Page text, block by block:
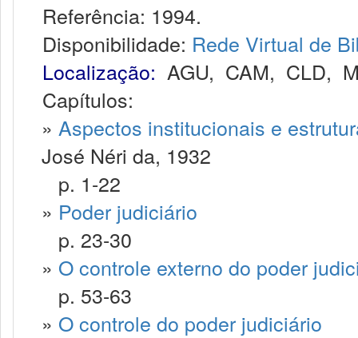
Referência: 1994.
Disponibilidade: Rede Virtual de
Localização: AGU, CAM, CLD,
Capítulos:
» Aspectos institucionais e
José Néri da, 1932
p. 1-22
» Poder judiciário
p. 23-30
» O controle externo do poder
p. 53-63
» O controle do poder judiciário